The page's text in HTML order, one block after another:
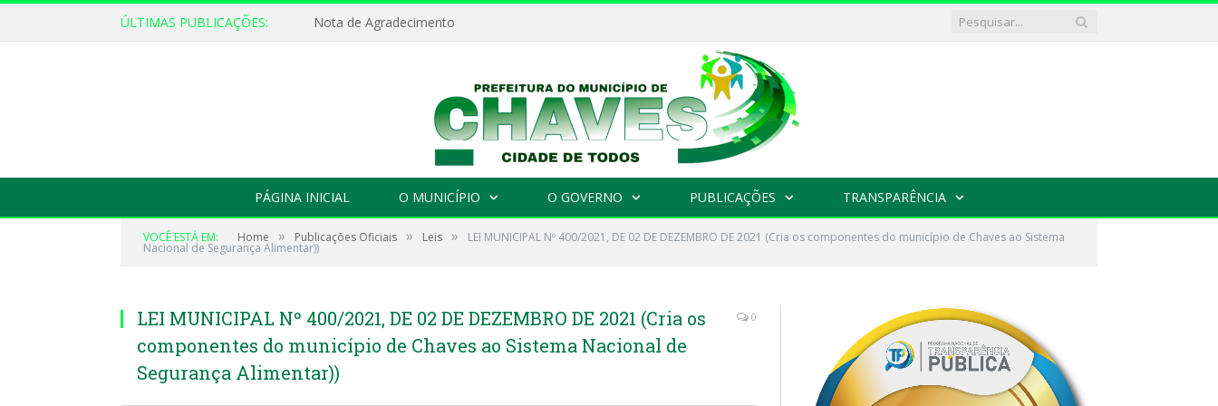
ÚLTIMAS PUBLICAÇÕES: Nota de Agradecimento
PÁGINA INICIAL O MUNICÍPIO O GOVERNO PUBLICAÇÕES TRANSPARÊNCIA
VOCÊ ESTÁ EM: Home » Publicações Oficiais » Leis » LEI MUNICIPAL Nº 400/2021, DE 02 DE DEZEMBRO DE 2021 (Cria os componentes do município de Chaves ao Sistema
Nacional de Segurança Alimentar))
LEI MUNICIPAL Nº 400/2021, DE 02 DE DEZEMBRO DE 2021 (Cria os
componentes do município de Chaves ao Sistema Nacional de
Segurança Alimentar))
0